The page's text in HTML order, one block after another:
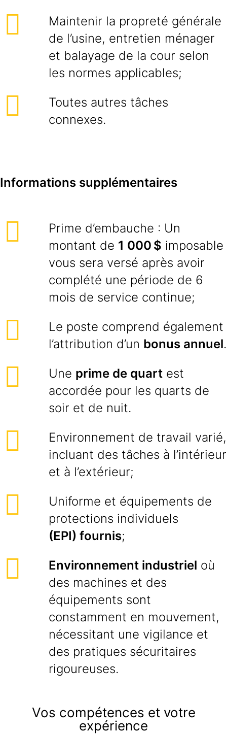
Maintenir la propreté générale
de l’usine, entretien ménager
et balayage de la cour selon
les normes applicables;
Toutes autres tâches
connexes.
Informations supplémentaires
Prime d’embauche : Un
montant de 1 000 $ imposable
vous sera versé après avoir
complété une période de 6
mois de service continue;
Le poste comprend également
l’attribution d’un bonus annuel.
Une prime de quart est
accordée pour les quarts de
soir et de nuit.
Environnement de travail varié,
incluant des tâches à l’intérieur
et à l’extérieur;
Uniforme et équipements de
protections individuels
(EPI) fournis;
Environnement industriel où
des machines et des
équipements sont
constamment en mouvement,
nécessitant une vigilance et
des pratiques sécuritaires
rigoureuses.
Vos compétences et votre
expérience